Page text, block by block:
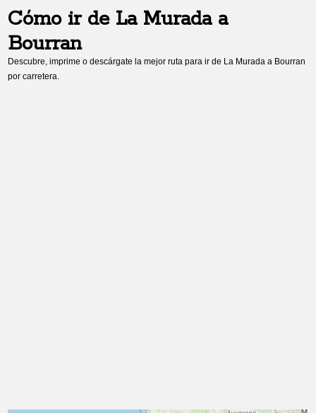
Cómo ir de La Muradaa
Bourran
Descubre, imprime o descárgate la mejor ruta para ir de La Murada a Bourran
por carretera.